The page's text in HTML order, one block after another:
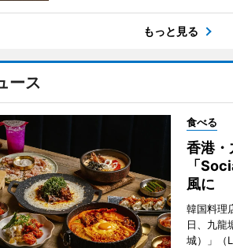
もっと見る
ース
食べる
香港・
「
風に
韓国料理
日、九龍
城）」（